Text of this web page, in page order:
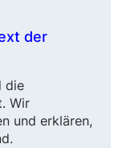
der
die
Wir
und erklären,